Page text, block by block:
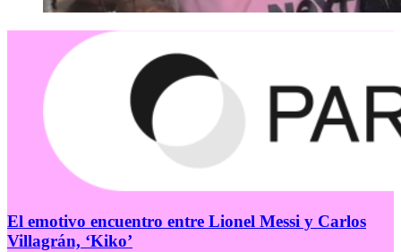
El emotivo encuentro entre Lionel Messi y Carlos
Villagrán, ‘Kiko’